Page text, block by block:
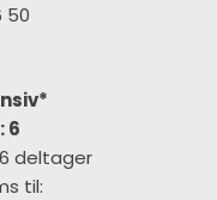
50​​
6
deltager
til: